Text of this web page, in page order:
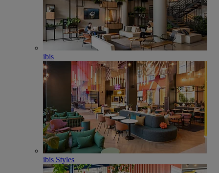
ibis
ibis Styles